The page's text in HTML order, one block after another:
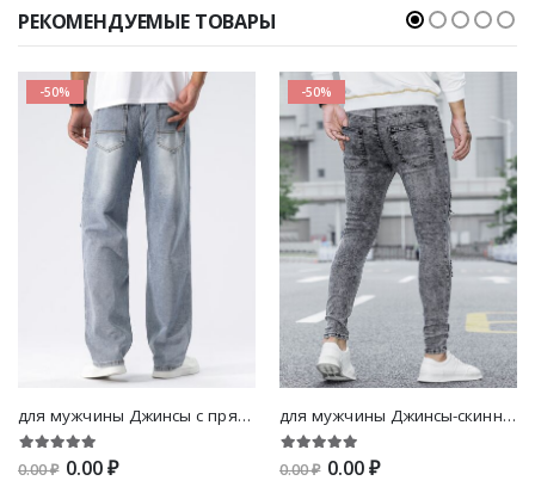
РЕКОМЕНДУЕМЫЕ ТОВАРЫ
-50%
для мужчины Джинсы с прямыми штанинами рваный
0.00 ₽ 0.00 ₽
-50%
для мужчины Джинсы-скинни с разрезом рваный
0.00 ₽ 0.00 ₽